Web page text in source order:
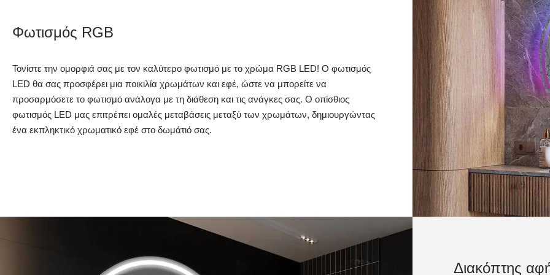
Φωτισμός RGB
Τονίστε την ομορφιά σας με τον καλύτερο φωτισμό με το χρώμα RGB LED! Ο φωτισμός
LED θα σας προσφέρει μια ποικιλία χρωμάτων και εφέ, ώστε να μπορείτε να
προσαρμόσετε το φωτισμό ανάλογα με τη διάθεση και τις ανάγκες σας. Ο οπίσθιος
φωτισμός LED μας επιτρέπει ομαλές μεταβάσεις μεταξύ των χρωμάτων, δημιουργώντας
ένα εκπληκτικό χρωματικό εφέ στο δωμάτιό σας.
Διακόπτης